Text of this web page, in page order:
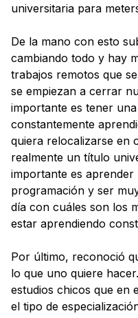
universitaria para
De la mano con esto
cambiando todo y hay
trabajos remotos que
se empiezan a cerrar
importante es tener
constantemente
quiera relocalizarse en
realmente un título
importante es aprender
programación y ser
día con cuáles son los
estar aprendiendo
Por último, reconoció
lo que uno quiere
estudios chicos que en
el tipo de